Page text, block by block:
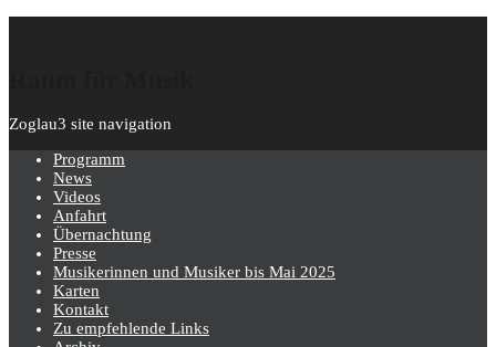
Zoglau3 site navigation
Programm
News
Videos
Anfahrt
Übernachtung
Presse
Musikerinnen und Musiker bis Mai 2025
Karten
Kontakt
Zu empfehlende Links